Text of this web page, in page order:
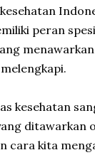
peran
kesehatan
ditawarkan
cara kita